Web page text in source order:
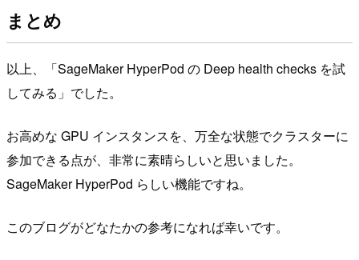
まとめ
以上、「SageMaker HyperPod の Deep health checks を試
してみる」でした。
お高めな GPU インスタンスを、万全な状態でクラスターに
参加できる点が、非常に素晴らしいと思いました。
SageMaker HyperPod らしい機能ですね。
このブログがどなたかの参考になれば幸いです。